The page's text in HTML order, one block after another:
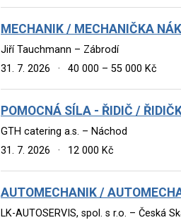
MECHANIK / MECHANIČKA
Jiří Tauchmann – Zábrodí
31. 7. 2026
· 40 000 – 55 000 Kč
POMOCNÁ SÍLA - ŘIDIČ /
GTH catering a.s. – Náchod
31. 7. 2026
· 12 000 Kč
AUTOMECHANIK /
LK-AUTOSERVIS, spol. s r.o. – Česká